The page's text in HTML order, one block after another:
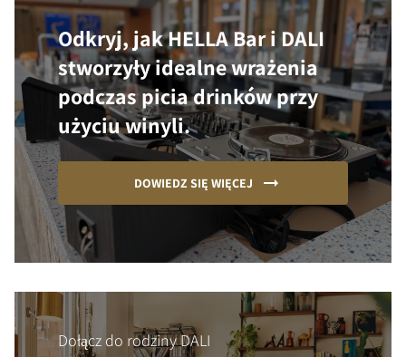
Odkryj, jak HELLA Bar i DALI
stworzyły idealne wrażenia
podczas picia drinków przy
użyciu winyli.
DOWIEDZ SIĘ WIĘCEJ
Dołącz do rodziny DALI